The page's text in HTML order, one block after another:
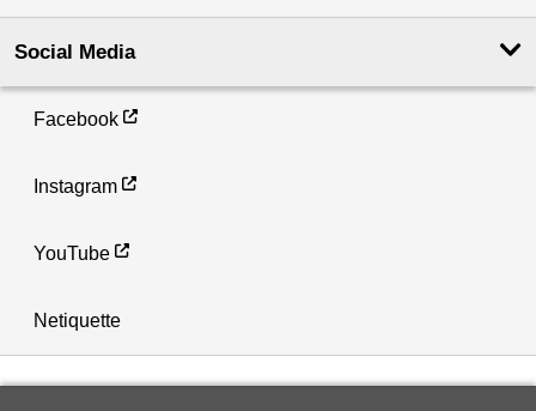
Social Media
Facebook
Instagram
YouTube
Netiquette